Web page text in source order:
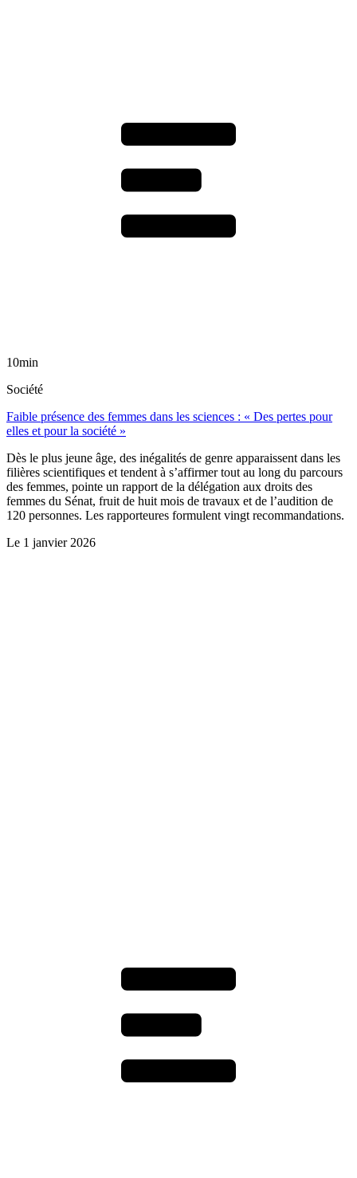
10min
Société
Faible présence des femmes dans les sciences : « Des pertes pour
elles et pour la société »
Dès le plus jeune âge, des inégalités de genre apparaissent dans les
filières scientifiques et tendent à s’affirmer tout au long du parcours
des femmes, pointe un rapport de la délégation aux droits des
femmes du Sénat, fruit de huit mois de travaux et de l’audition de
120 personnes. Les rapporteures formulent vingt recommandations.
Le 1 janvier 2026